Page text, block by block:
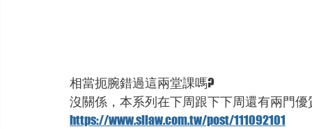
相當扼腕錯過這兩堂課嗎?
沒關係，本系列在下周跟下下周還有兩門
https://www.sllaw.com.tw/post/111092101